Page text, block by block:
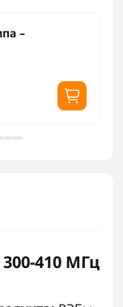
–
410 МГц